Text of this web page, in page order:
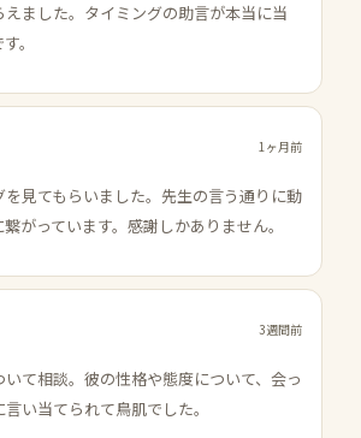
えました。タイミングの助言が本当に当
。
1ヶ月前
見てもらいました。先生の言う通りに動
がっています。感謝しかありません。
3週間前
て相談。彼の性格や態度について、会っ
い当てられて鳥肌でした。